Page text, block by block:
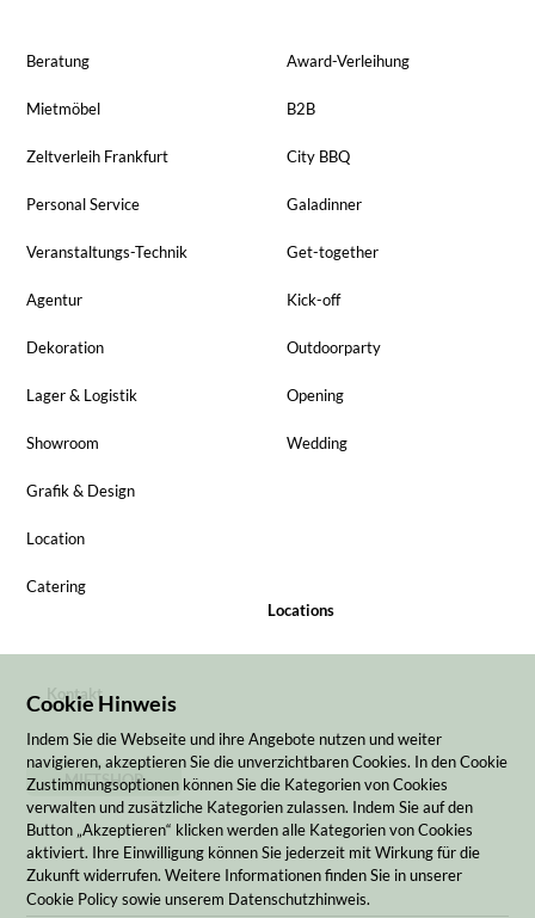
Beratung
Mietmöbel
Zeltverleih Frankfurt
Personal Service
Veranstaltungs-Technik
Agentur
Dekoration
Lager & Logistik
Showroom
Grafik & Design
Location
Catering
Award-Verleihung
B2B
City BBQ
Galadinner
Get-together
Kick-off
Outdoorparty
Opening
Wedding
Locations
Kontakt
MIETSHOP
Cookie Hinweis
Indem Sie die Webseite und ihre Angebote nutzen und weiter
navigieren, akzeptieren Sie die unverzichtbaren Cookies. In den Cookie
Zustimmungsoptionen können Sie die Kategorien von Cookies
verwalten und zusätzliche Kategorien zulassen. Indem Sie auf den
Button „Akzeptieren“ klicken werden alle Kategorien von Cookies
aktiviert. Ihre Einwilligung können Sie jederzeit mit Wirkung für die
Zukunft widerrufen. Weitere Informationen finden Sie in unserer
Cookie Policy sowie unserem Datenschutzhinweis.